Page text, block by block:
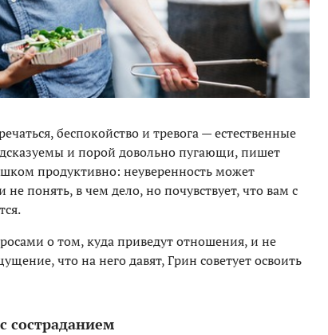
беспокойство и тревога — естественные
и порой довольно пугающи, пишет
продуктивно: неуверенность может
понять, в чем дело, но почувствует, что вам с
о том, куда приведут отношения, и не
что на него давят, Грин советует освоить
состраданием